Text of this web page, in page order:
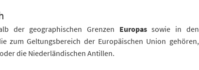
der geographischen Grenzen Europassowie in den
zum Geltungsbereich der Europäischen Union gehören,
die Niederländischen Antillen.